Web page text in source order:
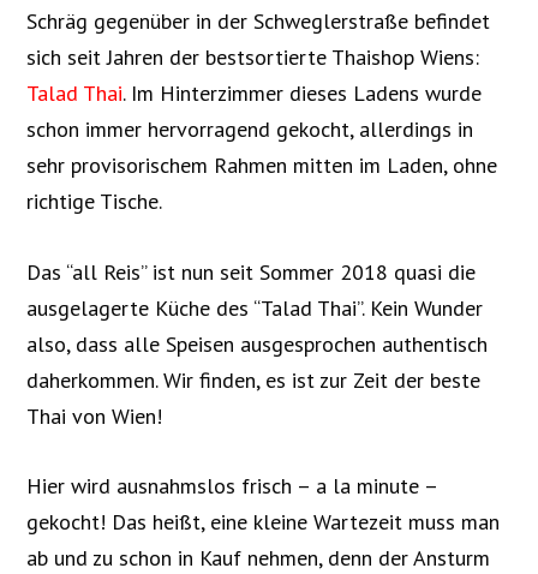
Schräg gegenüber in der Schweglerstraße befindet
sich seit Jahren der bestsortierte Thaishop Wiens:
Talad Thai. Im Hinterzimmer dieses Ladens wurde
schon immer hervorragend gekocht, allerdings in
sehr provisorischem Rahmen mitten im Laden, ohne
richtige Tische.
Das “all Reis” ist nun seit Sommer 2018 quasi die
ausgelagerte Küche des “Talad Thai”. Kein Wunder
also, dass alle Speisen ausgesprochen authentisch
daherkommen. Wir finden, es ist zur Zeit der beste
Thai von Wien!
Hier wird ausnahmslos frisch – a la minute –
gekocht! Das heißt, eine kleine Wartezeit muss man
ab und zu schon in Kauf nehmen, denn der Ansturm